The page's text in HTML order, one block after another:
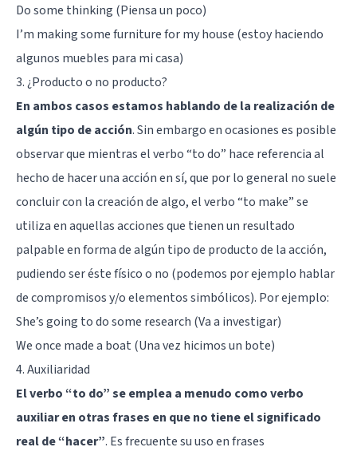
Do some thinking (Piensa un poco)
I’m making some furniture for my house (estoy haciendo
algunos muebles para mi casa)
3. ¿Producto o no producto?
En ambos casos estamos hablando de la realización de
algún tipo de acción. Sin embargo en ocasiones es posible
observar que mientras el verbo “to do” hace referencia al
hecho de hacer una acción en sí, que por lo general no suele
concluir con la creación de algo, el verbo “to make” se
utiliza en aquellas acciones que tienen un resultado
palpable en forma de algún tipo de producto de la acción,
pudiendo ser éste físico o no (podemos por ejemplo hablar
de compromisos y/o elementos simbólicos). Por ejemplo:
She’s going to do some research (Va a investigar)
We once made a boat (Una vez hicimos un bote)
4. Auxiliaridad
El verbo “to do” se emplea a menudo como verbo
auxiliar en otras frases en que no tiene el significado
real de “hacer”. Es frecuente su uso en frases